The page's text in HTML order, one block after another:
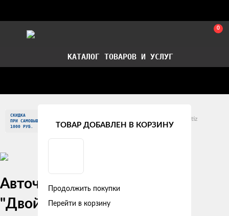
0
КАТАЛОГ ТОВАРОВ И УСЛУГ
Главная
Matiz
Daewoo Matiz I (1998 - 2000)
Авточехлы Daewoo Matiz I
"Двойной ромб" экокожа,
СКИДКА
ПРИ САМОВЫВОЗЕ
1000 РУБ.
ТОВАР ДОБАВЛЕН В КОРЗИНУ
Продолжить покупки
Перейти в корзину